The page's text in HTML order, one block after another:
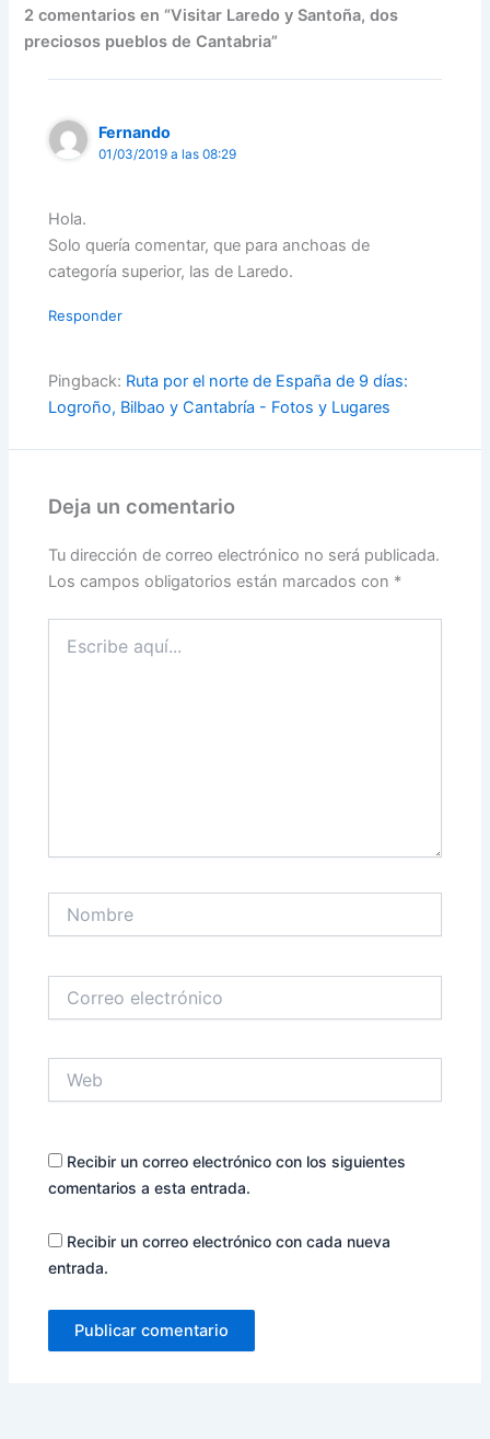
2 comentarios en “Visitar Laredo y Santoña, dos
preciosos pueblos de Cantabria”
Fernando
01/03/2019 a las 08:29
Hola.
Solo quería comentar, que para anchoas de
categoría superior, las de Laredo.
Responder
Pingback: Ruta por el norte de España de 9 días:
Logroño, Bilbao y Cantabría - Fotos y Lugares
Deja un comentario
Tu dirección de correo electrónico no será publicada.
Los campos obligatorios están marcados con *
aquí...
electrónico
Recibir un correo electrónico con los siguientes
comentarios a esta entrada.
Recibir un correo electrónico con cada nueva
entrada.